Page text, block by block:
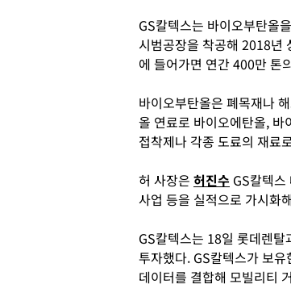
GS칼텍스는 바이오부탄올
시범공장을 착공해 2018년
에 들어가면 연간 400만 톤
바이오부탄올은 폐목재나
올 연료로 바이오에탄올,
접착제나 각종 도료의 재료
허 사장은 허진수 GS칼텍
사업 등을 실적으로 가시화
GS칼텍스는 18일 롯데렌
투자했다. GS칼텍스가 보
데이터를 결합해 모빌리티